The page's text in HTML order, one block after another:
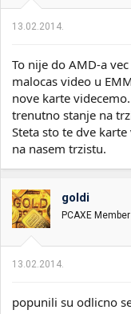
13.02.2014.
To nije do AMD-a
malocas video u
nove karte
trenutno stanje na
Steta sto te dve
na nasem trzistu.
goldi
PCAXE Member
13.02.2014.
popunili su odlicno